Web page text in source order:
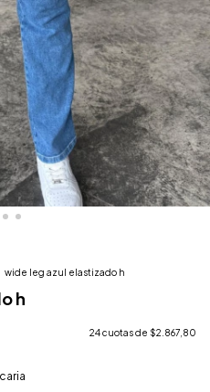
wide leg azul elastizado h
h
24cuotas de $2.867,80